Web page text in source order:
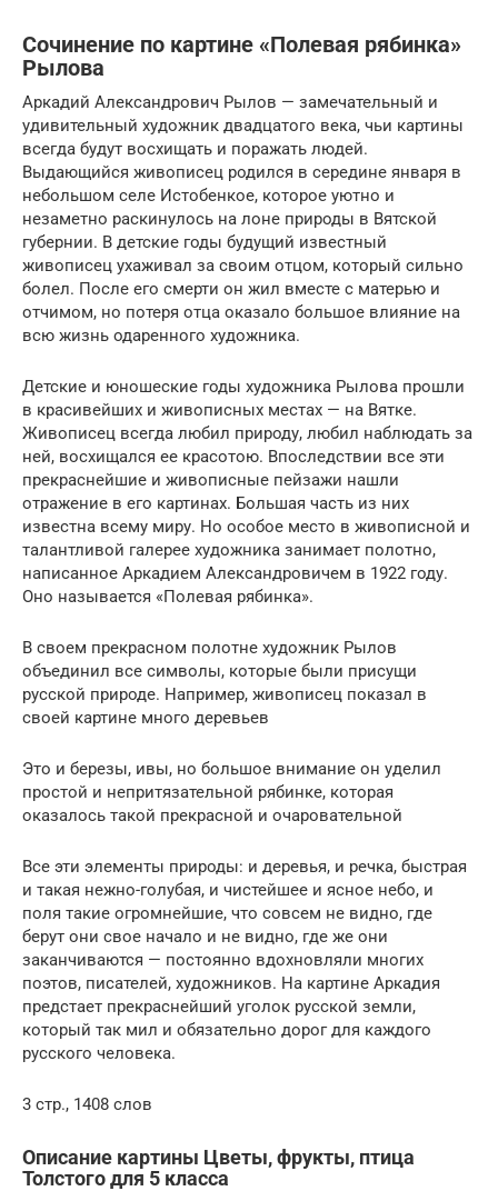
Сочинение по картине «Полевая рябинка»
Рылова
Аркадий Александрович Рылов — замечательный и
удивительный художник двадцатого века, чьи картины
всегда будут восхищать и поражать людей.
Выдающийся живописец родился в середине января в
небольшом селе Истобенкое, которое уютно и
незаметно раскинулось на лоне природы в Вятской
губернии. В детские годы будущий известный
живописец ухаживал за своим отцом, который сильно
болел. После его смерти он жил вместе с матерью и
отчимом, но потеря отца оказало большое влияние на
всю жизнь одаренного художника.
Детские и юношеские годы художника Рылова прошли
в красивейших и живописных местах — на Вятке.
Живописец всегда любил природу, любил наблюдать за
ней, восхищался ее красотою. Впоследствии все эти
прекраснейшие и живописные пейзажи нашли
отражение в его картинах. Большая часть из них
известна всему миру. Но особое место в живописной и
талантливой галерее художника занимает полотно,
написанное Аркадием Александровичем в 1922 году.
Оно называется «Полевая рябинка».
В своем прекрасном полотне художник Рылов
объединил все символы, которые были присущи
русской природе. Например, живописец показал в
своей картине много деревьев
Это и березы, ивы, но большое внимание он уделил
простой и непритязательной рябинке, которая
оказалось такой прекрасной и очаровательной
Все эти элементы природы: и деревья, и речка, быстрая
и такая нежно-голубая, и чистейшее и ясное небо, и
поля такие огромнейшие, что совсем не видно, где
берут они свое начало и не видно, где же они
заканчиваются — постоянно вдохновляли многих
поэтов, писателей, художников. На картине Аркадия
предстает прекраснейший уголок русской земли,
который так мил и обязательно дорог для каждого
русского человека.
3 стр., 1408 слов
Описание картины Цветы, фрукты, птица
Толстого для 5 класса